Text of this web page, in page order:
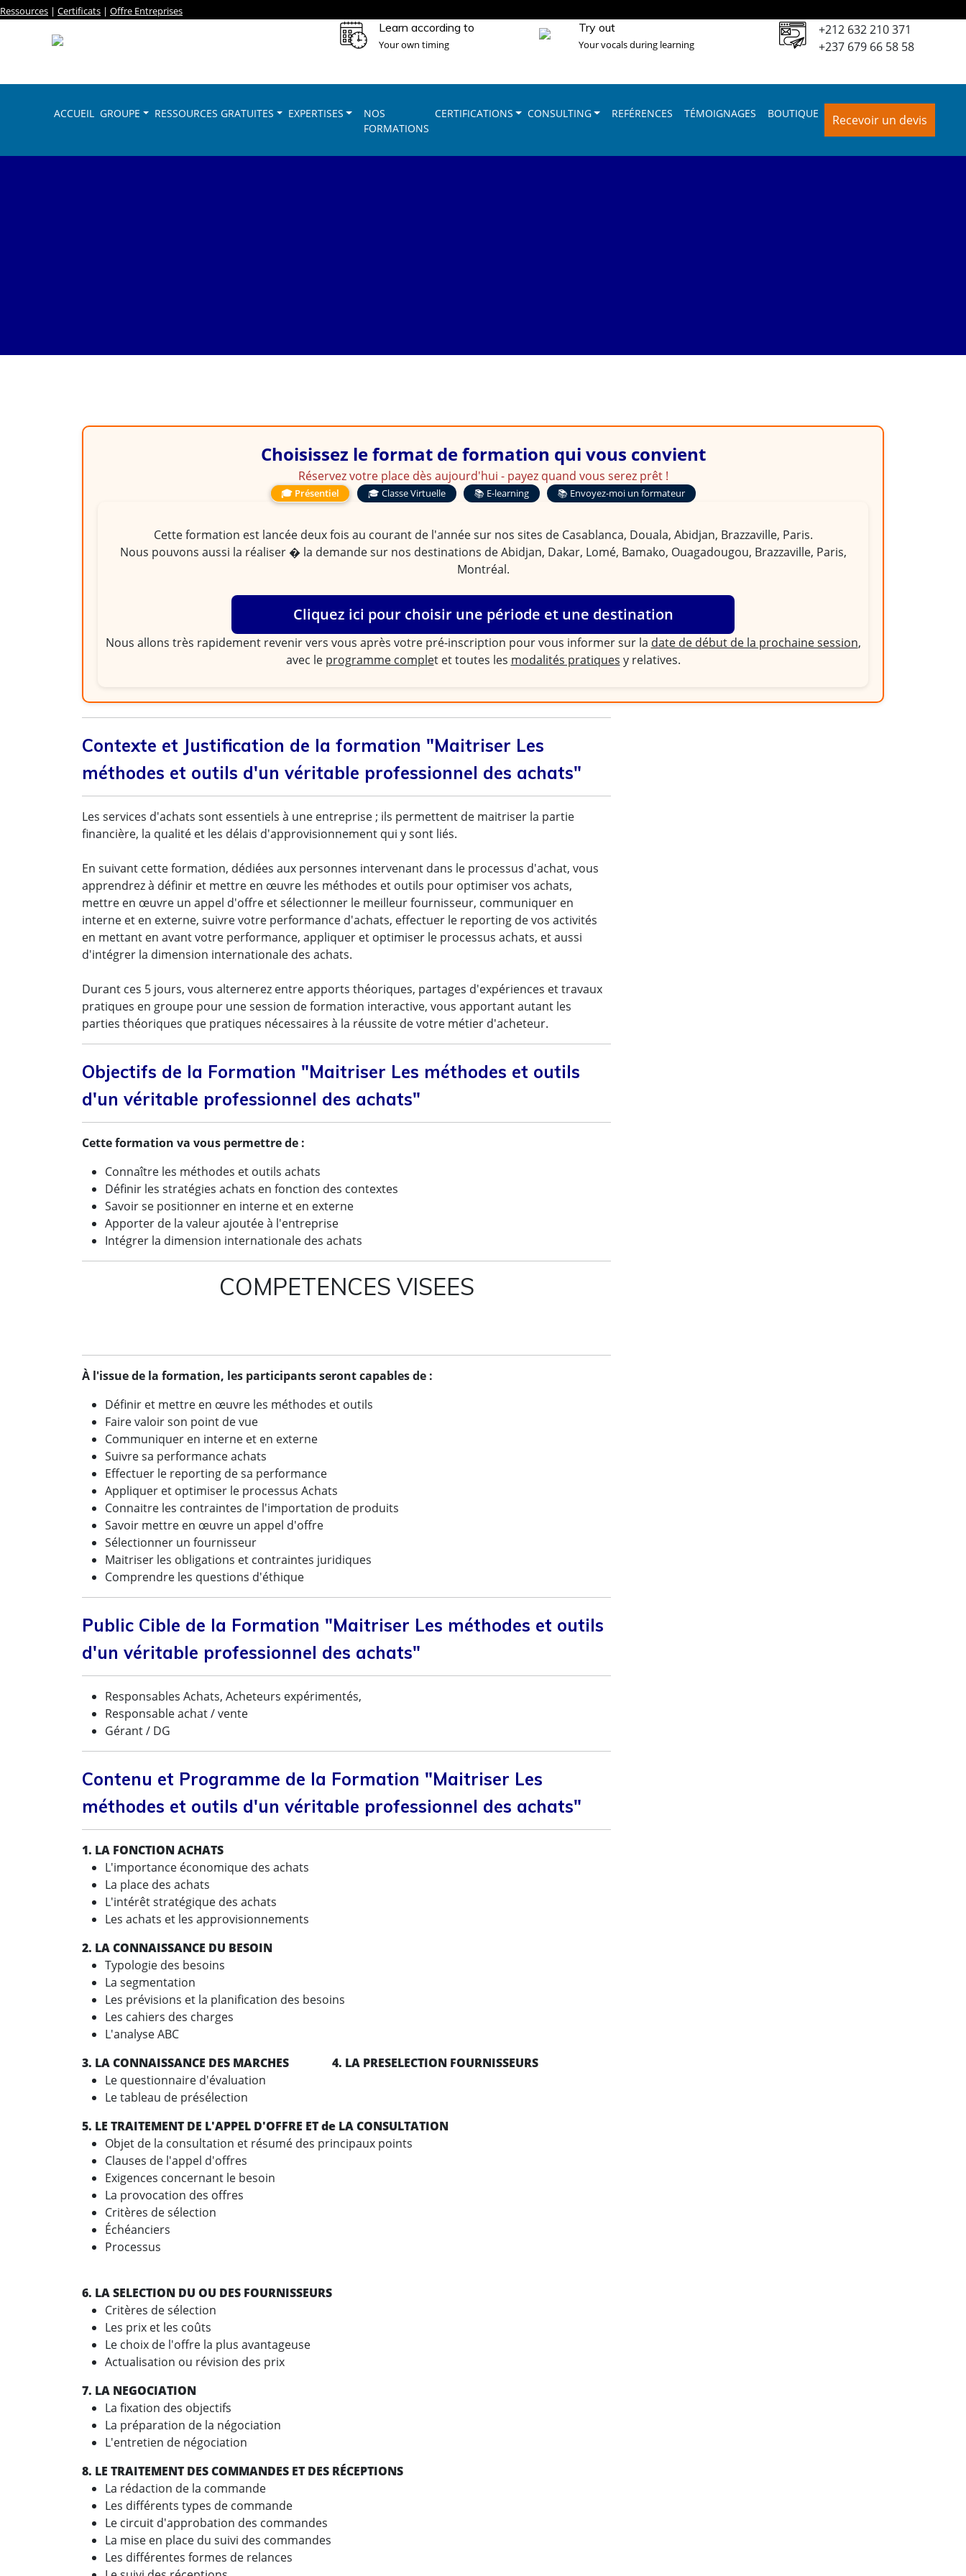
Ressources | Certificats | Offre Entreprises
Learn according to
Your own timing
Try out
Your vocals during learning
+212 632 210 371
+237 679 66 58 58
ACCUEIL GROUPE RESSOURCES GRATUITES EXPERTISES
NOS
FORMATIONS
CERTIFICATIONS CONSULTING REFÉRENCES TÉMOIGNAGES BOUTIQUE Recevoir un devis
Maitriser Les méthodes et outils d'un véritable professionnel des
Choisissez le format de formation qui vous convient
Réservez votre place dès aujourd'hui - payez quand vous serez prêt !
🎓 Présentiel 🎓 Classe Virtuelle 📚 E-learning 📚 Envoyez-moi un formateur
Cette formation est lancée deux fois au courant de l'année sur nos sites de Casablanca, Douala, Abidjan, Brazzaville, Paris.
Nous pouvons aussi la réaliser � la demande sur nos destinations de Abidjan, Dakar, Lomé, Bamako, Ouagadougou, Brazzaville, Paris,
Montréal.
Cliquez ici pour choisir une période et une destination
Nous allons très rapidement revenir vers vous après votre pré-inscription pour vous informer sur la date de début de la prochaine session,
avec le programme complet et toutes les modalités pratiques y relatives.
Contexte et Justification de la formation "Maitriser Les
méthodes et outils d'un véritable professionnel des achats"
Les services d'achats sont essentiels à une entreprise ; ils permettent de maitriser la partie
financière, la qualité et les délais d'approvisionnement qui y sont liés.
En suivant cette formation, dédiées aux personnes intervenant dans le processus d'achat, vous
apprendrez à définir et mettre en œuvre les méthodes et outils pour optimiser vos achats,
mettre en œuvre un appel d'offre et sélectionner le meilleur fournisseur, communiquer en
interne et en externe, suivre votre performance d'achats, effectuer le reporting de vos activités
en mettant en avant votre performance, appliquer et optimiser le processus achats, et aussi
d'intégrer la dimension internationale des achats.
Durant ces 5 jours, vous alternerez entre apports théoriques, partages d'expériences et travaux
pratiques en groupe pour une session de formation interactive, vous apportant autant les
parties théoriques que pratiques nécessaires à la réussite de votre métier d'acheteur.
Objectifs de la Formation "Maitriser Les méthodes et outils
d'un véritable professionnel des achats"
Cette formation va vous permettre de :
Connaître les méthodes et outils achats
Définir les stratégies achats en fonction des contextes
Savoir se positionner en interne et en externe
Apporter de la valeur ajoutée à l'entreprise
Intégrer la dimension internationale des achats
COMPETENCES VISEES
À l'issue de la formation, les participants seront capables de :
Définir et mettre en œuvre les méthodes et outils
Faire valoir son point de vue
Communiquer en interne et en externe
Suivre sa performance achats
Effectuer le reporting de sa performance
Appliquer et optimiser le processus Achats
Connaitre les contraintes de l'importation de produits
Savoir mettre en œuvre un appel d'offre
Sélectionner un fournisseur
Maitriser les obligations et contraintes juridiques
Comprendre les questions d'éthique
Public Cible de la Formation "Maitriser Les méthodes et outils
d'un véritable professionnel des achats"
Responsables Achats, Acheteurs expérimentés,
Responsable achat / vente
Gérant / DG
Contenu et Programme de la Formation "Maitriser Les
méthodes et outils d'un véritable professionnel des achats"
1. LA FONCTION ACHATS
L'importance économique des achats
La place des achats
L'intérêt stratégique des achats
Les achats et les approvisionnements
2. LA CONNAISSANCE DU BESOIN
Typologie des besoins
La segmentation
Les prévisions et la planification des besoins
Les cahiers des charges
L'analyse ABC
3. LA CONNAISSANCE DES MARCHES
4. LA PRESELECTION FOURNISSEURS
Le questionnaire d'évaluation
Le tableau de présélection
5. LE TRAITEMENT DE L'APPEL D'OFFRE ET de LA CONSULTATION
Objet de la consultation et résumé des principaux points
Clauses de l'appel d'offres
Exigences concernant le besoin
La provocation des offres
Critères de sélection
Échéanciers
Processus
6. LA SELECTION DU OU DES FOURNISSEURS
Critères de sélection
Les prix et les coûts
Le choix de l'offre la plus avantageuse
Actualisation ou révision des prix
7. LA NEGOCIATION
La fixation des objectifs
La préparation de la négociation
L'entretien de négociation
8. LE TRAITEMENT DES COMMANDES ET DES RÉCEPTIONS
La rédaction de la commande
Les différents types de commande
Le circuit d'approbation des commandes
La mise en place du suivi des commandes
Les différentes formes de relances